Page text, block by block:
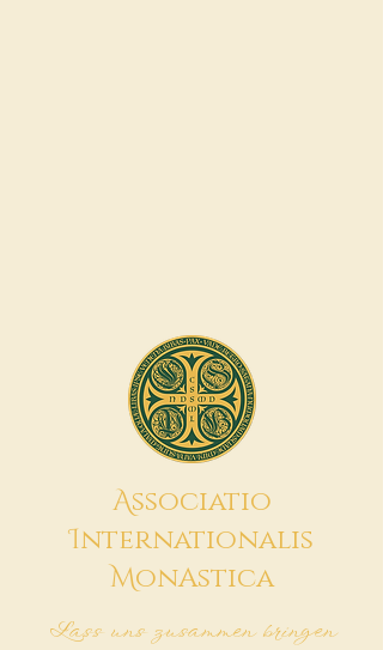
Associatio
Internationalis
MonAstica
Lass uns zusammen bringen